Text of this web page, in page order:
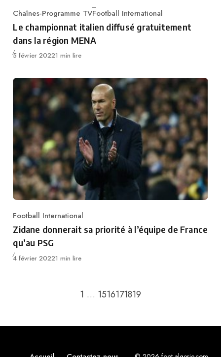
Category
Chaînes-Programme TVFootball International
Le championnat italien diffusé gratuitement
dans la région MENA
Publié
5 février 20221 min lire
Category
Football International
Zidane donnerait sa priorité à l’équipe de France
qu’au PSG
Publié
4 février 20221 min lire
Retour à la page précédente
1 … 1516171819